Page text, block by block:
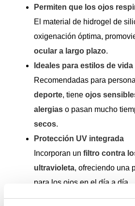
Permiten que los ojos
El material de hidrogel de
oxigenación óptima,
ocular a largo plazo.
Ideales para estilos de
Recomendadas para
deporte, tiene ojos
alergias o pasan mucho
secos.
Protección UV integrada
Incorporan un filtro contra
ultravioleta, ofreciendo una
para los ojos en el día a día.